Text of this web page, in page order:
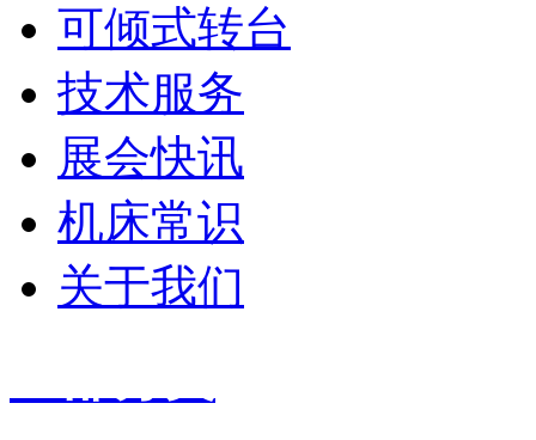
可倾式转台
技术服务
展会快讯
机床常识
关于我们